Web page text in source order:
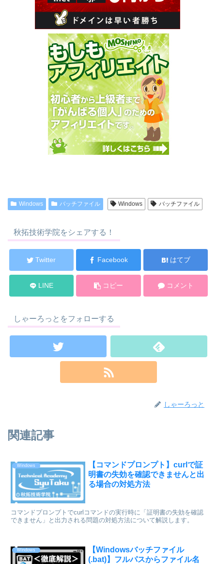
Windows バッチファイル Windows バッチファイル
秋拓技術学院をシェアする！
Twitter Facebook はてブ
LINE コピー コメント
しゃーろっとをフォローする
しゃーろっと
関連記事
Windows
【コマンドプロンプト】curlで証
明書の失効を確認できませんと出
る場合の対処方法
コマンドプロンプトでcurlコマンドの実行時に「証明書の失効を確認
できません」と出力される問題の対処方法について解説します。
Windows
【Windowsバッチファイル
(.bat)】フルパスからファイル名